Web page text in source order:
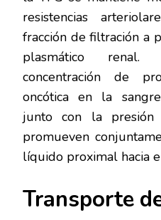
resistencias
fracción de filtración a
plasmático
concentración de
oncótica en la
junto con la presión
promueven
líquido proximal hacia
Transporte